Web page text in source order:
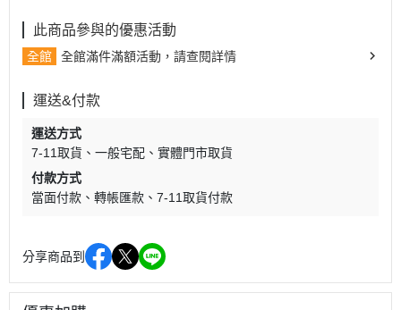
此商品參與的優惠活動
全館 全館滿件滿額活動，請查閱詳情
運送&付款
運送方式
7-11取貨
一般宅配
實體門市取貨
付款方式
當面付款
轉帳匯款 7-11取貨付款
分享商品到